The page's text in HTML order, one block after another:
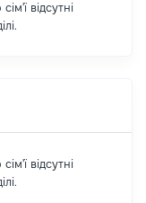
відсутні
відсутні